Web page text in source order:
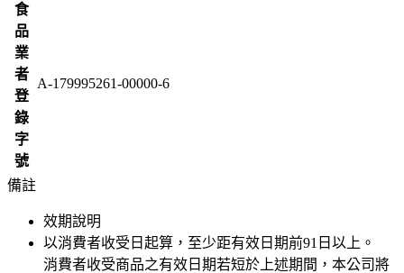
食
品
業
者
登
錄
字
號
A-179995261-00000-6
備註
效期說明
以消費者收受日起算，至少距有效日期前91 日以上。
消費者收受商品之有效日期若短於上述期間，本公司將